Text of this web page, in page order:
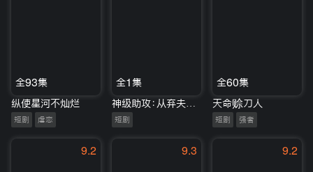
全93集
纵使星河不灿烂
短剧 虐恋
全1集
短剧
全60集
天命赊刀人
短剧 强者
9.2 9.3 9.2